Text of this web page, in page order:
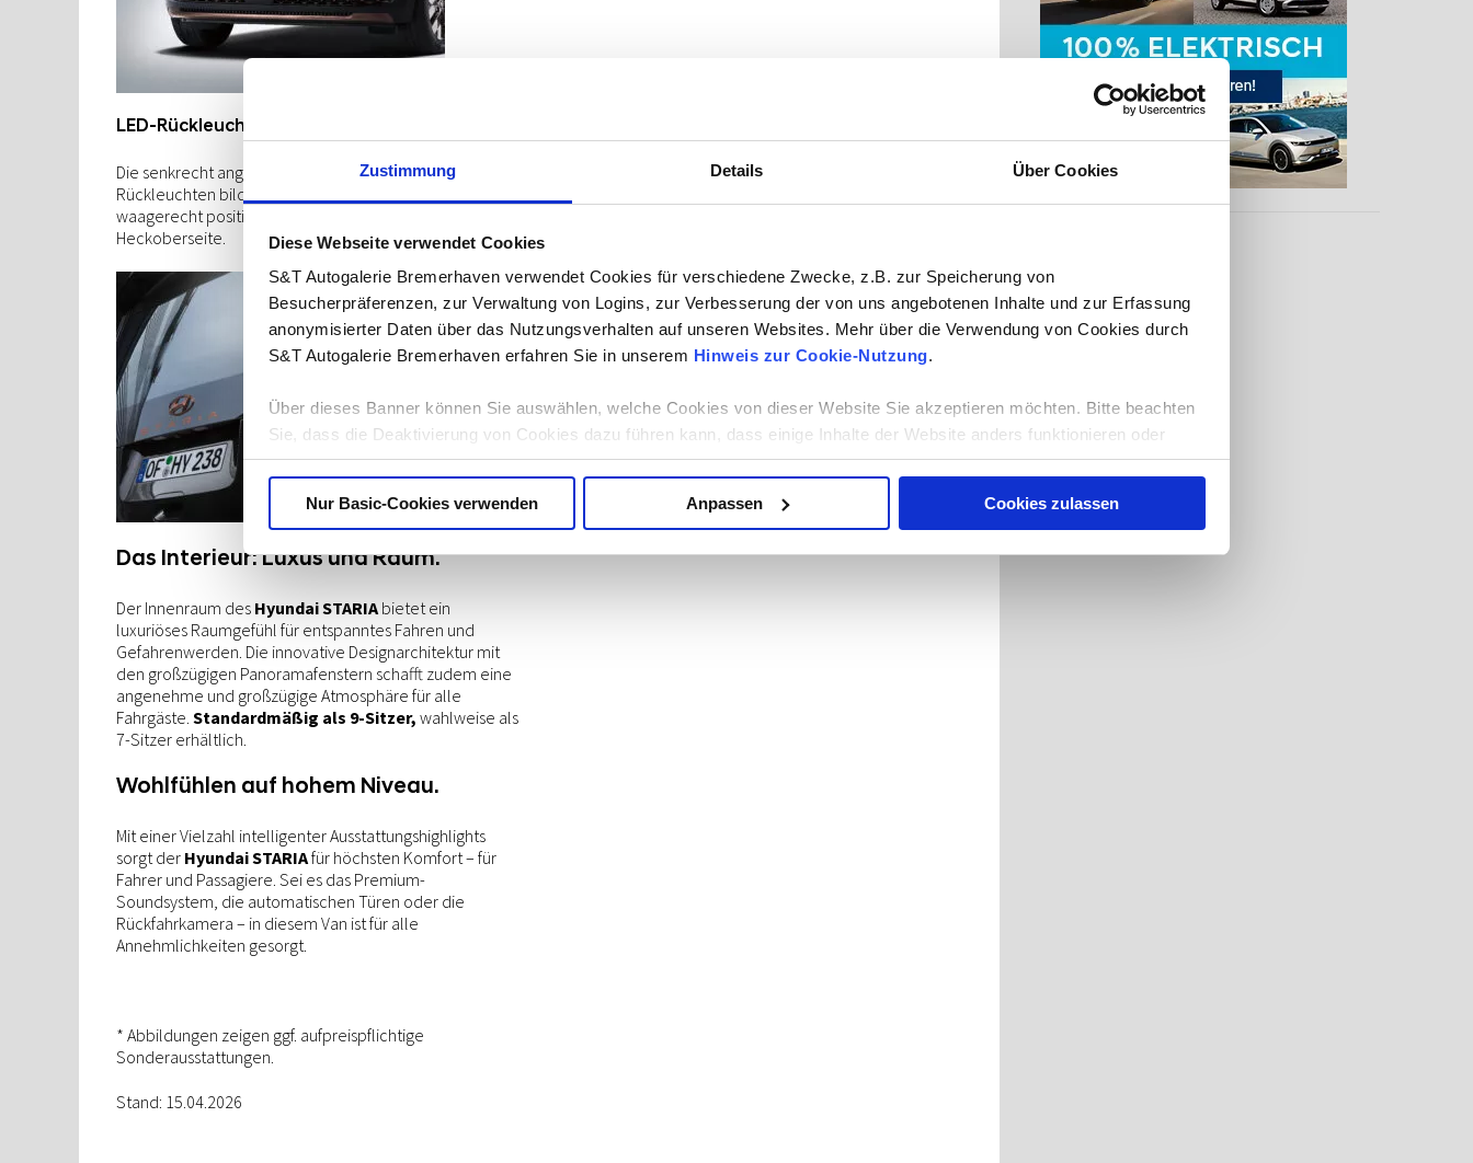
Zustimmung Details Über Cookies
Diese Webseite verwendet Cookies
S&T Autogalerie Bremerhaven verwendet Cookies für verschiedene Zwecke, z.B. zur Speicherung von
Besucherpräferenzen, zur Verwaltung von Logins, zur Verbesserung der von uns angebotenen Inhalte und zur Erfassung
anonymisierter Daten über das Nutzungsverhalten auf unseren Websites. Mehr über die Verwendung von Cookies durch
S&T Autogalerie Bremerhaven erfahren Sie in unserem Hinweis zur Cookie-Nutzung.
Über dieses Banner können Sie auswählen, welche Cookies von dieser Website Sie akzeptieren möchten. Bitte beachten
Sie, dass die Deaktivierung von Cookies dazu führen kann, dass einige Inhalte der Website anders funktionieren oder
ganz ausfallen. Der Browser auf Ihrem Computer oder Gerät ermöglicht es Ihnen möglicherweise auch, Sie zu
benachrichtigen oder Cookies automatisch abzulehnen. Mehr Informationen erhalten Sie in unserer
Datenschutzerklärung.
Nur Basic-Cookies verwenden Anpassen Cookies zulassen
LED-Rückleuchten
Die senkrecht angeordneten pixelförmigen LED-
Rückleuchten bilden eine homogene Einheit mit dem
waagerecht positionierten Bremslicht an der
Heckoberseite.
Das Interieur: Luxus und Raum.
Der Innenraum des Hyundai STARIAbietet ein
luxuriöses Raumgefühl für entspanntes Fahren und
Gefahrenwerden. Die innovative Designarchitektur mit
den großzügigen Panoramafenstern schafft zudem eine
angenehme und großzügige Atmosphäre für alle
Fahrgäste. Standardmäßig als 9-Sitzer, wahlweise als
7-Sitzer erhältlich.
Wohlfühlen auf hohem Niveau.
Mit einer Vielzahl intelligenter Ausstattungshighlights
sorgt der Hyundai STARIAfür höchsten Komfort – für
Fahrer und Passagiere. Sei es das Premium-
Soundsystem, die automatischen Türen oder die
Rückfahrkamera – in diesem Van ist für alle
Annehmlichkeiten gesorgt.
* Abbildungen zeigen ggf. aufpreispflichtige
Sonderausstattungen.
Stand: 15.04.2026